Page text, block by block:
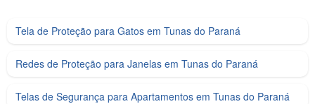
Tela de Proteção para Gatos em Tunas do Paraná
Redes de Proteção para Janelas em Tunas do Paraná
Telas de Segurança para Apartamentos em Tunas do Paraná